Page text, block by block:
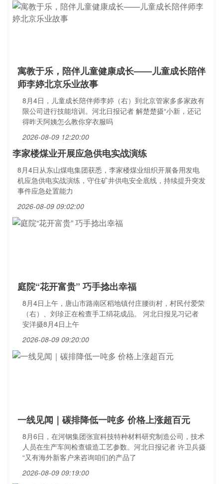
寓教于乐，陪伴儿童健康成长——儿童成长陪伴
师李婷北京乐业故事
8月4日，儿童成长陪伴师李婷（右）到北京管家多多家政有
限公司进行技能培训。河北日报记者 解楚楚摄“小新，还记
得昨天阿姨怎么教你穿衣服吗
2026-08-09 12:20:00
李家楼煤业开展应急供电实战演练
8月4日从东山煤电集团获悉，李家楼煤业组织开展备用发电
机应急供电实战演练，守住矿井供电安全底线，持续提升突发
事件应急处置能力
2026-08-09 09:02:00
庭院“花开富贵” 巧手捻出幸福
8月4日上午，唐山市路南区稻地镇付庄腰街村，村民付爱荣
（右）、刘珍正在检查手工绢花成品。 河北日报见习记者
安洋摄8月4日上午
2026-08-09 09:20:00
一线见闻｜碳排降低一吨多 价格上涨超百元
8月6日，在河钢集团张宣科技特种材料研究制造公司，技术
人员在生产车间检查锻造工艺参数。河北日报记者 许卫兵摄
“又有海外新客户来咨询咱们的产品了
2026-08-09 09:19:00